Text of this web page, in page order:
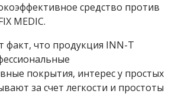
средство против
MEDIC.
факт, что продукция INN-T
покрытия, интерес у простых
за счет легкости и простоты